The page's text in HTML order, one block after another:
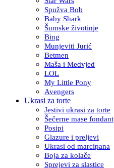
Spužva Bob
Baby Shark
Šumske životinje
Bing
Munjeviti Jurić
Betmen
Maša i Medvjed
LOL
My Little Pony
Avengers
Ukrasi za torte
Jestivi ukrasi za torte
Šečerne mase fondant
Posipi
Glazure i preljevi
Ukrasi od marcipana
Boja za kolače
Sprejevi za slastice